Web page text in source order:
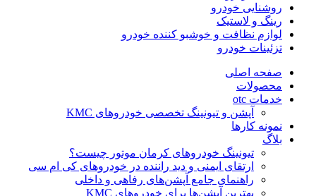
روشنایی خودرو
رینگ و لاستیک
لوازم نظافت و خوشبو کننده خودرو
تزئینات خودرو
صفحه اصلی
محصولات
خدمات otc
آپشن و تیونینگ تخصصی خودروهای KMC
نمونه کارها
بلاگ
تیونینگ خودروهای کرمان موتور چیست؟
ارتقای ایمنی و دید راننده در خودروهای کی ام سی
راهنمای جامع آپشن‌های رفاهی و داخلی
بهترین آپشن‌ها برای خودروهای KMC